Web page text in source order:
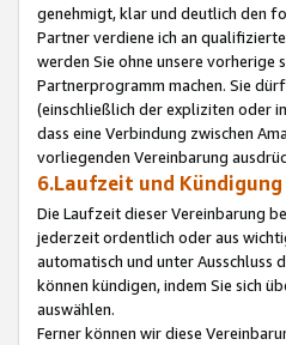
genehmigt, klar und deutlich den
Partner verdiene ich an
werden Sie ohne unsere vorherige
Partnerprogramm machen. Sie
(einschließlich der expliziten oder
dass eine Verbindung zwischen
vorliegenden Vereinbarung
6.Laufzeit und Kündigung
Die Laufzeit dieser Vereinbarung
jederzeit ordentlich oder aus
automatisch und unter Ausschluss
können kündigen, indem Sie sich
auswählen.
Ferner können wir diese